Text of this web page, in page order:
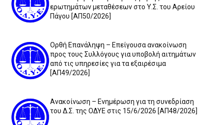
ερωτημάτων μεταθέσεων στο Υ.Σ. του Αρείου
Πάγου [ΑΠ50/2026]
Ορθή Επανάληψη – Επείγουσα ανακοίνωση
προς τους Συλλόγους για υποβολή αιτημάτων
από τις υπηρεσίες για τα εξαιρέσιμα
[ΑΠ49/2026]
Ανακοίνωση – Ενημέρωση για τη συνεδρίαση
του Δ.Σ. της ΟΔΥΕ στις 15/6/2026 [ΑΠ48/2026]